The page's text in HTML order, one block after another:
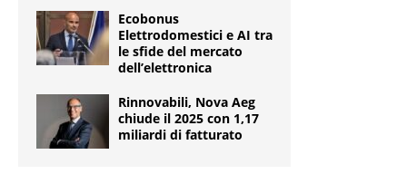
Ecobonus
Elettrodomestici e AI tra
le sfide del mercato
dell’elettronica
Rinnovabili, Nova Aeg
chiude il 2025 con 1,17
miliardi di fatturato